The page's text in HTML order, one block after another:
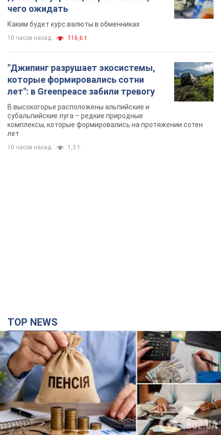
чего ожидать
Каким будет курс валюты в обменниках
10 часов назад 116,6 т.
"Джипинг разрушает экосистемы,
которые формировались сотни
лет": в Greenpeace забили тревогу
В высокогорье расположены альпийские и
субальпийские луга – редкие природные
комплексы, которые формировались на протяжении сотен
лет
10 часов назад 1,3 т.
TOP NEWS